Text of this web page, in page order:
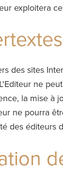
exploitera
des sites
ne
la mise
ne pourra
des